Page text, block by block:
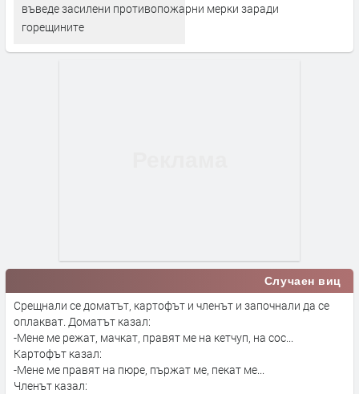
въведе засилени противопожарни мерки заради
горещините
Случаен виц
Срещнали се доматът, картофът и членът и започнали да се
оплакват. Доматът казал:
-Мене ме режат, мачкат, правят ме на кетчуп, на сос...
Картофът казал:
-Мене ме правят на пюре, пържат ме, пекат ме...
Членът казал: